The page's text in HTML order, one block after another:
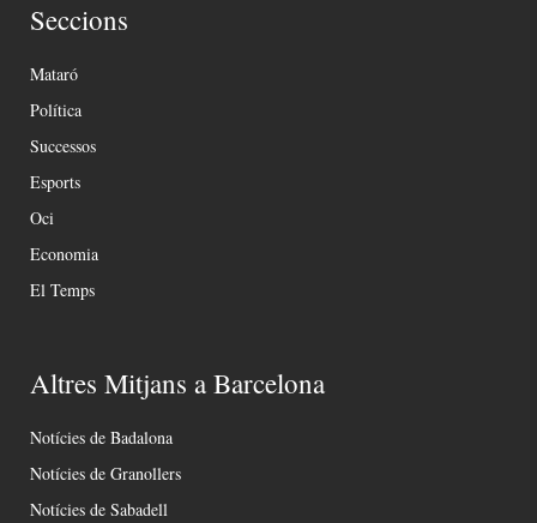
Seccions
Mataró
Política
Successos
Esports
Oci
Economia
El Temps
Altres Mitjans a Barcelona
Notícies de Badalona
Notícies de Granollers
Notícies de Sabadell